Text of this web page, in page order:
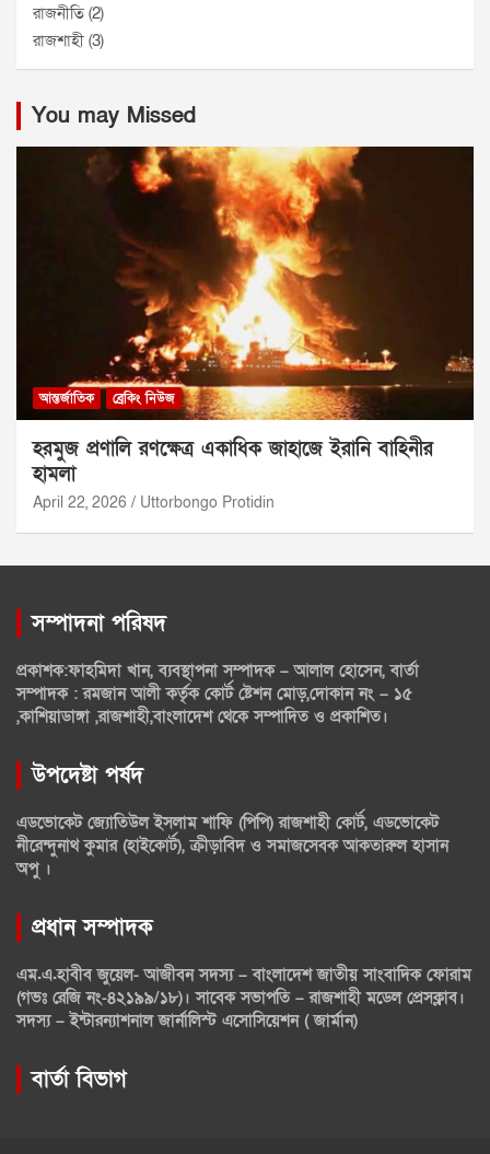
রাজনীতি (2)
রাজশাহী (3)
You may Missed
আন্তর্জাতিক ব্রেকিং নিউজ
হরমুজ প্রণালি রণক্ষেত্র একাধিক জাহাজে ইরানি বাহিনীর
হামলা
April 22, 2026 Uttorbongo Protidin
সম্পাদনা পরিষদ
প্রকাশক:ফাহমিদা খান, ব্যবস্থাপনা সম্পাদক – আলাল হোসেন, বার্তা
সম্পাদক : রমজান আলী কর্তৃক কোর্ট ষ্টেশন মোড়,দোকান নং – ১৫
,কাশিয়াডাঙ্গা ,রাজশাহী,বাংলাদেশ থেকে সম্পাদিত ও প্রকাশিত।
উপদেষ্টা পর্ষদ
এডভোকেট জ্যোতিউল ইসলাম শাফি (পিপি) রাজশাহী কোর্ট, এডভোকেট
নীরেন্দুনাথ কুমার (হাইকোর্ট), ক্রীড়াবিদ ও সমাজসেবক আকতারুল হাসান
অপু ।
প্রধান সম্পাদক
এম.এ.হাবীব জুয়েল- আজীবন সদস্য – বাংলাদেশ জাতীয় সাংবাদিক ফোরাম
(গভঃ রেজি নং-৪২১৯৯/১৮)। সাবেক সভাপতি – রাজশাহী মডেল প্রেসক্লাব।
সদস্য – ইন্টারন্যাশনাল জার্নালিস্ট এসোসিয়েশন ( জার্মান)
বার্তা বিভাগ